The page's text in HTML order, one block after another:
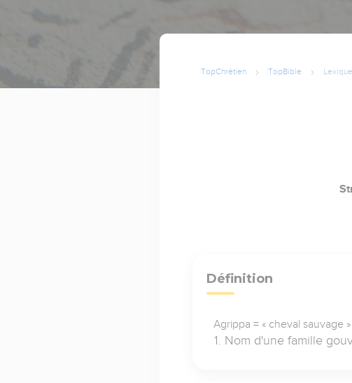
TopChrétien TopBible
Définition
Agrippa = « cheval sauvage »
Nom d'une famille